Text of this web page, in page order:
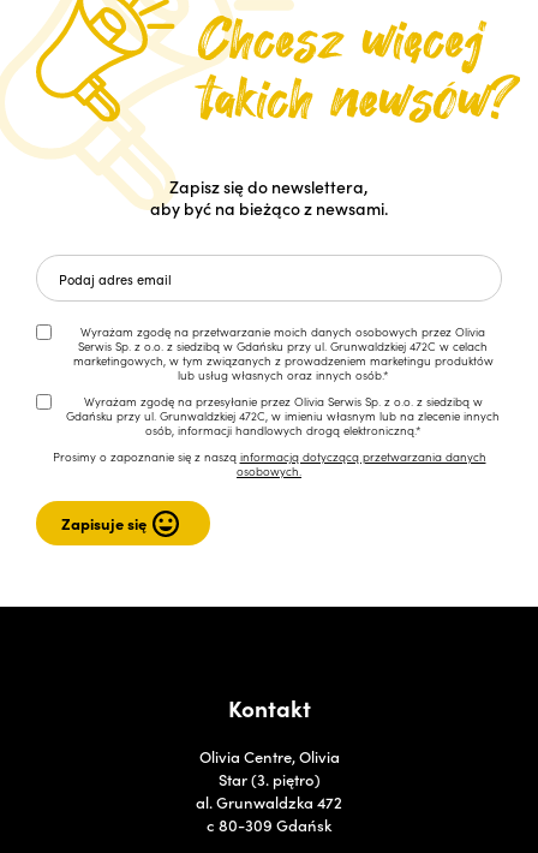
Zapisz się do newslettera,
aby być na bieżąco z newsami.
Wyrażam zgodę na przetwarzanie moich danych osobowych przez Olivia
Serwis Sp. z o.o. z siedzibą w Gdańsku przy ul. Grunwaldzkiej 472C w celach
marketingowych, w tym związanych z prowadzeniem marketingu produktów
lub usług własnych oraz innych osób.*
Wyrażam zgodę na przesyłanie przez Olivia Serwis Sp. z o.o. z siedzibą w
Gdańsku przy ul. Grunwaldzkiej 472C, w imieniu własnym lub na zlecenie innych
osób, informacji handlowych drogą elektroniczną.*
Prosimy o zapoznanie się z naszą informacją dotyczącą przetwarzania danych
osobowych.
Kontakt
Olivia Centre, Olivia
Star (3. piętro)
al. Grunwaldzka 472
c 80-309 Gdańsk